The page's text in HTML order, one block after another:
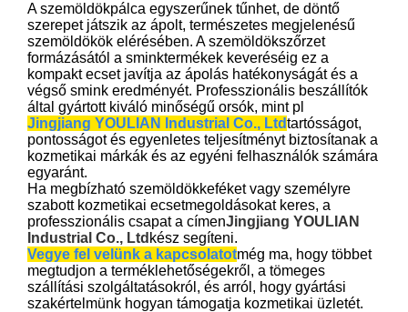
A szemöldökpálca egyszerűnek tűnhet, de döntő
szerepet játszik az ápolt, természetes megjelenésű
szemöldökök elérésében. A szemöldökszőrzet
formázásától a sminktermékek keveréséig ez a
kompakt ecset javítja az ápolás hatékonyságát és a
végső smink eredményét. Professzionális beszállítók
által gyártott kiváló minőségű orsók, mint pl
Jingjiang YOULIAN Industrial Co., Ltdtartósságot,
pontosságot és egyenletes teljesítményt biztosítanak a
kozmetikai márkák és az egyéni felhasználók számára
egyaránt.
Ha megbízható szemöldökkeféket vagy személyre
szabott kozmetikai ecsetmegoldásokat keres, a
professzionális csapat a címenJingjiang YOULIAN
Industrial Co., Ltd kész segíteni.
Vegye fel velünk a kapcsolatotmég ma, hogy többet
megtudjon a terméklehetőségekről, a tömeges
szállítási szolgáltatásokról, és arról, hogy gyártási
szakértelmünk hogyan támogatja kozmetikai üzletét.